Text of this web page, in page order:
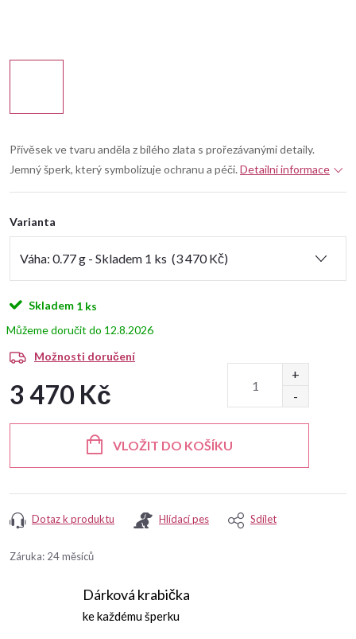
Přívěsek ve tvaru anděla z bílého zlata s prořezávanými detaily.
Jemný šperk, který symbolizuje ochranu a péči. Detailní informace
Varianta
Skladem 1 ks
12.8.2026
Možnosti doručení
3 470 Kč
VLOŽIT DO KOŠÍKU
Dotaz k produktu Hlídací pes Sdílet
Záruka: 24 měsíců
Dárková krabička
ke každému šperku